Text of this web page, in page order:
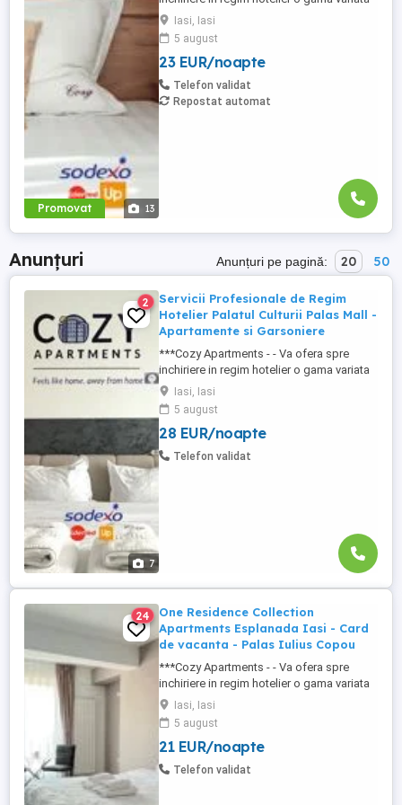
Promovat 13
de apartamente si garsoniere situate in
puncte cheie ale orasului doar in
complexe rezidentiale noi: *Zona Palas
Mall - Centru - Complex Lazar Residence;
*Zona Palas Mall - Centru Complex Q
Residence; *Zona Palas Mall - ...
Iasi, Iasi
5 august
23 EUR/noapte
Telefon validat
Repostat automat
Anunțuri Anunțuri pe pagină: 20 50
7
2
Servicii Profesionale de Regim
Hotelier Palatul Culturii Palas Mall -
Apartamente si Garsoniere
***Cozy Apartments - - Va ofera spre
inchiriere in regim hotelier o gama variata
de apartamente si garsoniere situate in
puncte cheie ale orasului doar in
complexe rezidentiale noi: *Zona Palas
Mall - Centru - Complex Lazar Residence;
*Zona Palas Mall - Centru Complex Q
Iasi, Iasi
5 august
28 EUR/noapte
Telefon validat
24
One Residence Collection
Apartments Esplanada Iasi - Card
de vacanta - Palas Iulius Copou
***Cozy Apartments - - Va ofera spre
inchiriere in regim hotelier o gama variata
de apartamente si garsoniere situate in
puncte cheie ale orasului doar in
complexe rezidentiale noi: *Zona Palas
Mall - Centru - Complex Lazar Residence;
*Zona Palas Mall - Centru Complex Q
Iasi, Iasi
5 august
21 EUR/noapte
Telefon validat